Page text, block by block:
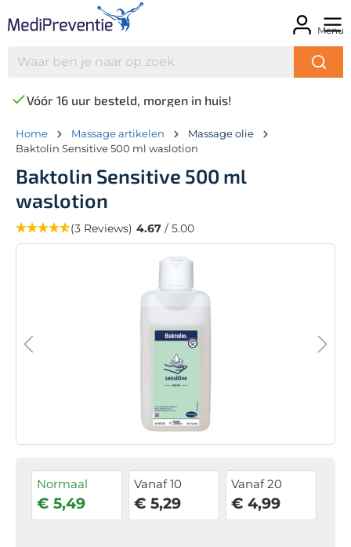
Menu
Vóór 16 uur besteld, morgen in huis!
Home Massage artikelen
Massage olie
Baktolin Sensitive 500 ml waslotion
Baktolin Sensitive 500 ml
waslotion
(3 Reviews) 4.67 / 5.00
Normaal
€ 5,49
Vanaf 10
€ 5,29
Vanaf 20
€ 4,99